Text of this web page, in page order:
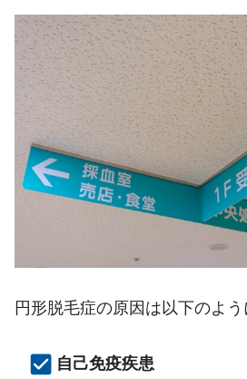
円形脱毛症の原因は以下のよう
自己免疫疾患